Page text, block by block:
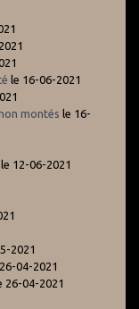
le 16-06-2021
montés le 16-
le 12-06-2021
2021
04-2021
26-04-2021